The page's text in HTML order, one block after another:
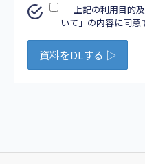
上記の利用目的
いて」の内容に同意